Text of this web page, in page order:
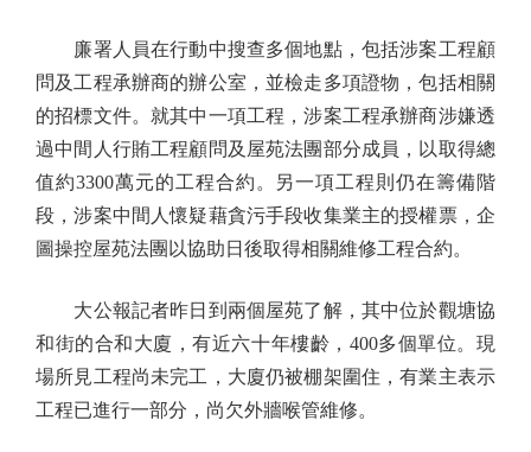
廉署人員在行動中搜查多個地點，包括涉案工程顧
問及工程承辦商的辦公室，並檢走多項證物，包括相關
的招標文件。就其中一項工程，涉案工程承辦商涉嫌透
過中間人行賄工程顧問及屋苑法團部分成員，以取得總
值約3300萬元的工程合約。另一項工程則仍在籌備階
段，涉案中間人懷疑藉貪污手段收集業主的授權票，企
圖操控屋苑法團以協助日後取得相關維修工程合約。
大公報記者昨日到兩個屋苑了解，其中位於觀塘協
和街的合和大廈，有近六十年樓齡，400多個單位。現
場所見工程尚未完工，大廈仍被棚架圍住，有業主表示
工程已進行一部分，尚欠外牆喉管維修。